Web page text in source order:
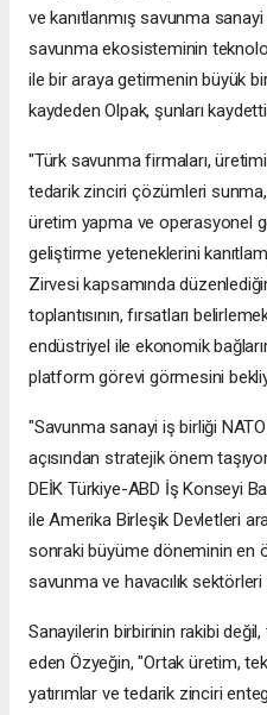
ve kanıtlanmış savunma sanayi
savunma ekosisteminin
ile bir araya getirmenin büyük bir
kaydeden Olpak, şunları
"Türk savunma firmaları,
tedarik zinciri çözümleri
üretim yapma ve operasyonel
geliştirme yeteneklerini
Zirvesi kapsamında
toplantısının, fırsatları
endüstriyel ile ekonomik
platform görevi görmesini
"Savunma sanayi iş birliği
açısından stratejik önem
DEİK Türkiye-ABD İş Konseyi
ile Amerika Birleşik Devletleri
sonraki büyüme döneminin en
savunma ve havacılık sektörleri
Sanayilerin birbirinin rakibi
eden Özyeğin, "Ortak üretim,
yatırımlar ve tedarik zinciri